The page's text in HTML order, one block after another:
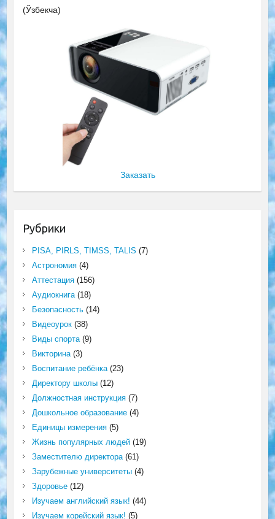
(Ўзбекча)
Заказать
Рубрики
PISA, PIRLS, TIMSS, TALIS (7)
Астрономия(4)
Аттестация(156)
Аудиокнига(18)
Безопасность(14)
Видеоурок(38)
Виды спорта(9)
Викторина(3)
Воспитание ребёнка(23)
Директору школы(12)
Должностная инструкция(7)
Дошкольное образование(4)
Единицы измерения(5)
Жизнь популярных людей(19)
Заместителю директора(61)
Зарубежные университеты(4)
Здоровье(12)
Изучаем английский язык! (44)
Изучаем корейский язык! (5)